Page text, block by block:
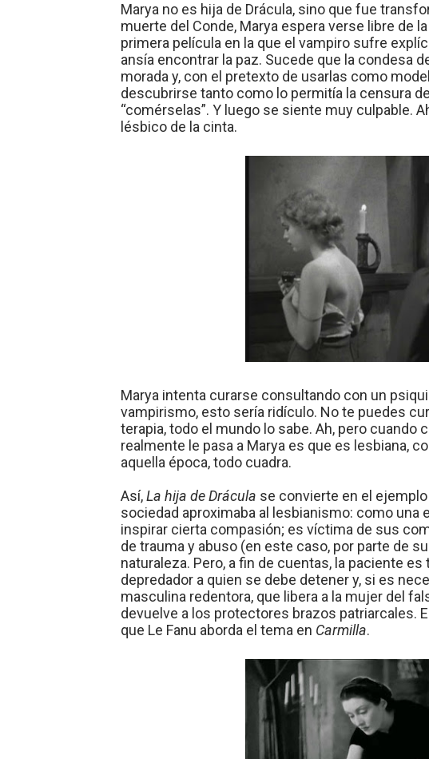
Marya no es hija de Drácula, sino que fue
muerte del Conde, Marya espera verse libre de
primera película en la que el vampiro sufre
ansía encontrar la paz. Sucede que la condesa
morada y, con el pretexto de usarlas como
descubrirse tanto como lo permitía la censura
“comérselas”. Y luego se siente muy culpable.
lésbico de la cinta.
Marya intenta curarse consultando con un
vampirismo, esto sería ridículo. No te puedes
terapia, todo el mundo lo sabe. Ah, pero cuando
realmente le pasa a Marya es que es lesbiana,
aquella época, todo cuadra.
Así,La hija de Drácula se convierte en el
sociedad aproximaba al lesbianismo: como una
inspirar cierta compasión; es víctima de sus
de trauma y abuso (en este caso, por parte de su
naturaleza. Pero, a fin de cuentas, la paciente
depredador a quien se debe detener y, si es
masculina redentora, que libera a la mujer del
devuelve a los protectores brazos patriarcales.
que Le Fanu aborda el tema en Carmilla.